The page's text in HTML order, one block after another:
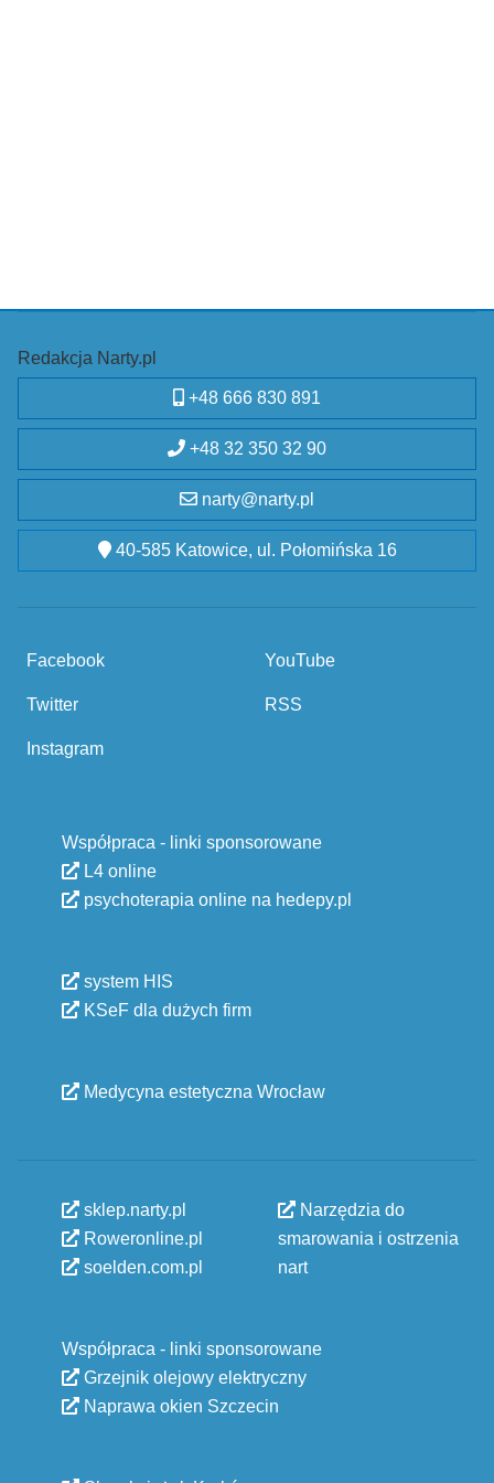
Redakcja Narty.pl
+48 666 830 891
+48 32 350 32 90
narty@narty.pl
40-585 Katowice, ul. Połomińska 16
Facebook
Twitter
Instagram
YouTube
RSS
Współpraca - linki sponsorowane
L4 online
psychoterapia online na hedepy.pl
system HIS
KSeF dla dużych firm
Medycyna estetyczna Wrocław
sklep.narty.pl
Roweronline.pl
soelden.com.pl
Narzędzia do
smarowania i ostrzenia
nart
Współpraca - linki sponsorowane
Grzejnik olejowy elektryczny
Naprawa okien Szczecin